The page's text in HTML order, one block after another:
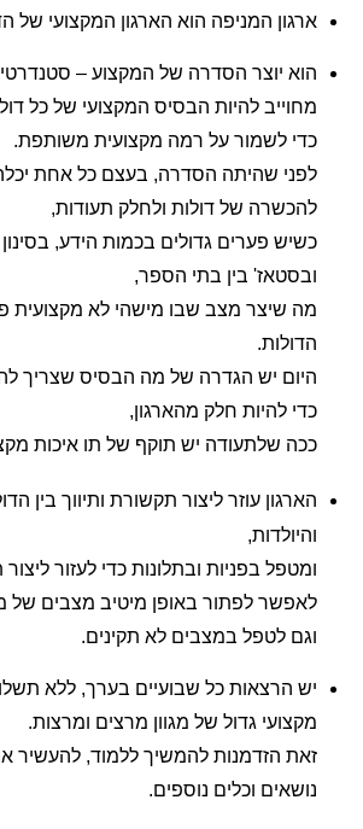
ארגון המניפה הוא הארגון המקצועי של
הוא יוצר הסדרה של המקצוע –
מחוייב להיות הבסיס המקצועי של כל
כדי לשמור על רמה מקצועית משותפת.
לפני שהיתה הסדרה, בעצם כל אחת
להכשרה של דולות ולחלק תעודות,
כשיש פערים גדולים בכמות הידע,
ובסטאז' בין בתי הספר,
מה שיצר מצב שבו מישהי לא מקצועית
הדולות.
היום יש הגדרה של מה הבסיס שצריך
כדי להיות חלק מהארגון,
ככה שלתעודה יש תוקף של תו איכות
הארגון עוזר ליצור תקשורת ותיווך בין
והיולדות,
ומטפל בפניות ובתלונות כדי לעזור
לאפשר לפתור באופן מיטיב מצבים של
וגם לטפל במצבים לא תקינים.
יש הרצאות כל שבועיים בערך, ללא
מקצועי גדול של מגוון מרצים ומרצות.
זאת הזדמנות להמשיך ללמוד, להעשיר
נושאים וכלים נוספים.